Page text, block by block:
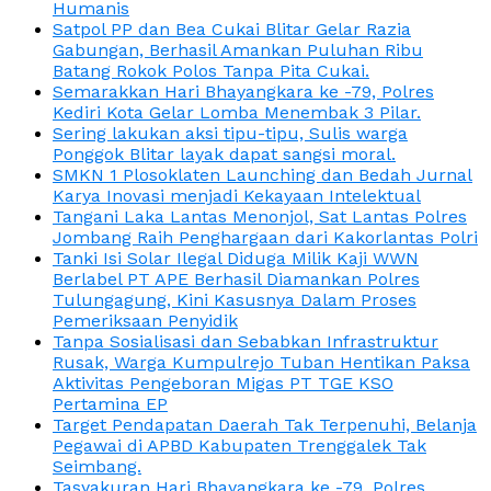
Humanis
Satpol PP dan Bea Cukai Blitar Gelar Razia
Gabungan, Berhasil Amankan Puluhan Ribu
Batang Rokok Polos Tanpa Pita Cukai.
Semarakkan Hari Bhayangkara ke -79, Polres
Kediri Kota Gelar Lomba Menembak 3 Pilar.
Sering lakukan aksi tipu-tipu, Sulis warga
Ponggok Blitar layak dapat sangsi moral.
SMKN 1 Plosoklaten Launching dan Bedah Jurnal
Karya Inovasi menjadi Kekayaan Intelektual
Tangani Laka Lantas Menonjol, Sat Lantas Polres
Jombang Raih Penghargaan dari Kakorlantas Polri
Tanki Isi Solar Ilegal Diduga Milik Kaji WWN
Berlabel PT APE Berhasil Diamankan Polres
Tulungagung, Kini Kasusnya Dalam Proses
Pemeriksaan Penyidik
Tanpa Sosialisasi dan Sebabkan Infrastruktur
Rusak, Warga Kumpulrejo Tuban Hentikan Paksa
Aktivitas Pengeboran Migas PT TGE KSO
Pertamina EP
Target Pendapatan Daerah Tak Terpenuhi, Belanja
Pegawai di APBD Kabupaten Trenggalek Tak
Seimbang.